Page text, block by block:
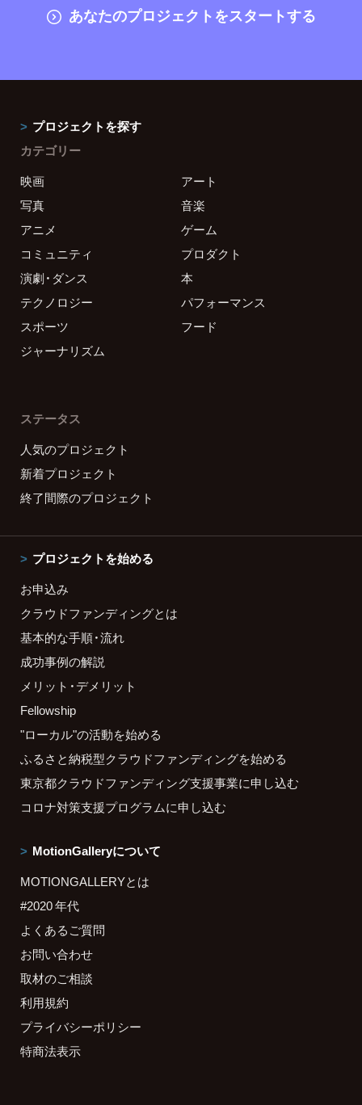
あなたのプロジェクトをスタートする
プロジェクトを探す
カテゴリー
映画
アート
写真
音楽
アニメ
ゲーム
コミュニティ
プロダクト
演劇・ダンス
本
テクノロジー
パフォーマンス
スポーツ
フード
ジャーナリズム
ステータス
人気のプロジェクト
新着プロジェクト
終了間際のプロジェクト
プロジェクトを始める
お申込み
クラウドファンディングとは
基本的な手順・流れ
成功事例の解説
メリット・デメリット
Fellowship
"ローカル"の活動を始める
ふるさと納税型クラウドファンディングを始める
東京都クラウドファンディング支援事業に申し込む
コロナ対策支援プログラムに申し込む
MotionGalleryについて
MOTIONGALLERYとは
#2020 年代
よくあるご質問
お問い合わせ
取材のご相談
利用規約
プライバシーポリシー
特商法表示